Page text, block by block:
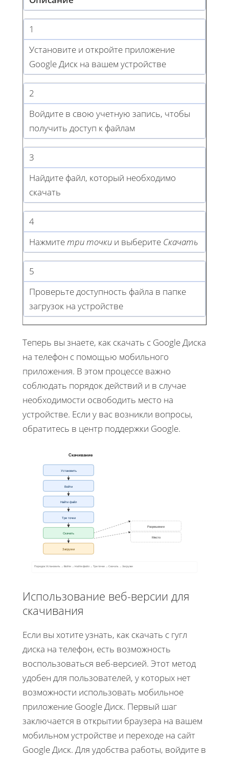
1
Установите и откройте приложение
Google Диск на вашем устройстве
2
Войдите в свою учетную запись, чтобы
получить доступ к файлам
3
Найдите файл, который необходимо
скачать
4
Нажмитетри точки и выберите Скачать
5
Проверьте доступность файла в папке
загрузок на устройстве
Теперь вы знаете, как скачать с Google Диска
на телефон с помощью мобильного
приложения. В этом процессе важно
соблюдать порядок действий и в случае
необходимости освободить место на
устройстве. Если у вас возникли вопросы,
обратитесь в центр поддержки Google.
Скачивание
Установить
Войти
Найти файл
Три точки
Скачать
Загрузки
Разрешение
Место
Порядок: Установить → Войти → Найти файл → Три точки → Скачать → Загрузки
Использование веб-версии для
скачивания
Если вы хотите узнать, как скачать с гугл
диска на телефон, есть возможность
воспользоваться веб-версией. Этот метод
удобен для пользователей, у которых нет
возможности использовать мобильное
приложение Google Диск. Первый шаг
заключается в открытии браузера на вашем
мобильном устройстве и переходе на сайт
Google Диск. Для удобства работы, войдите в